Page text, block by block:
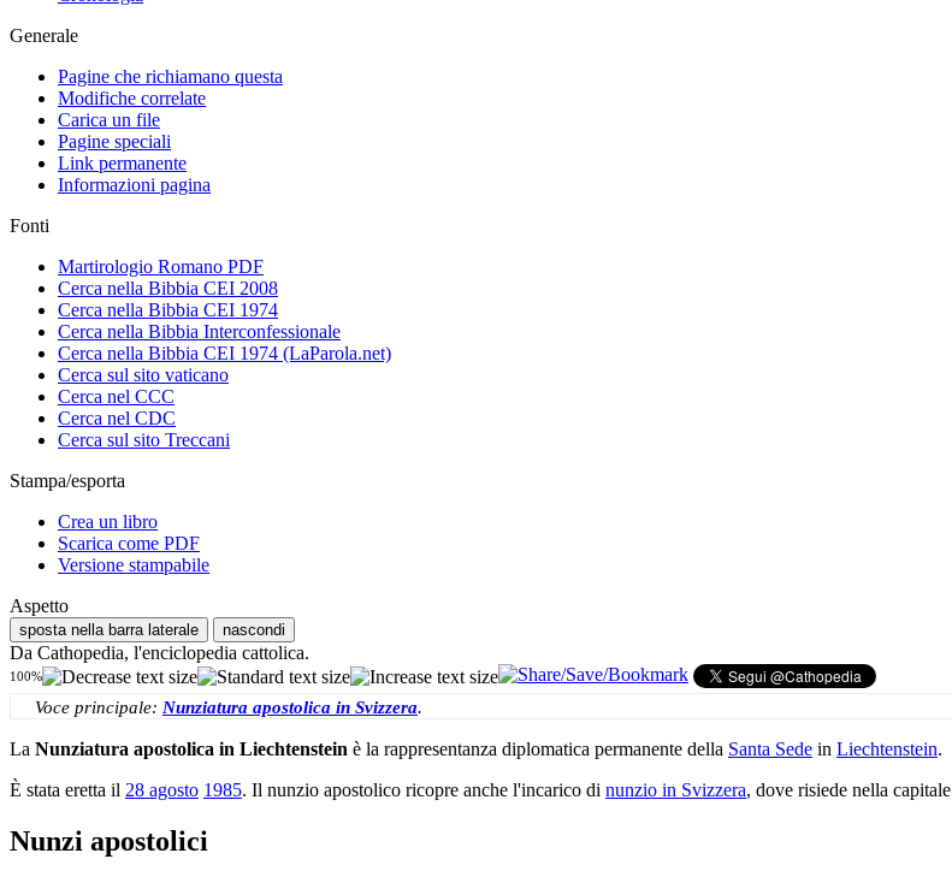
Generale
Pagine che richiamano questa
Modifiche correlate
Carica un file
Pagine speciali
Link permanente
Informazioni pagina
Fonti
Martirologio Romano PDF
Cerca nella Bibbia CEI 2008
Cerca nella Bibbia CEI 1974
Cerca nella Bibbia Interconfessionale
Cerca nella Bibbia CEI 1974 (LaParola.net)
Cerca sul sito vaticano
Cerca nel CCC
Cerca nel CDC
Cerca sul sito Treccani
Stampa/esporta
Crea un libro
Scarica come PDF
Versione stampabile
Aspetto
sposta nella barra laterale nascondi
Da Cathopedia, l'enciclopedia cattolica.
100%
Voce principale: Nunziatura apostolica in Svizzera.
La Nunziatura apostolica in Liechtenstein è la rappresentanza diplomatica permanente della Santa Sede in Liechtenstein.
È stata eretta il 28 agosto 1985. Il nunzio apostolico ricopre anche l'incarico di nunzio in Svizzera, dove risiede nella capitale
Nunzi apostolici